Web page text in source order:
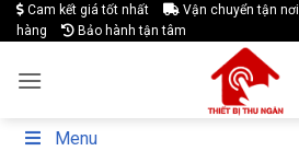
Skip
to
Cam kết giá tốt nhất Vận chuyển tận nơi
hàng
Bảo hành tận tâm
Menu